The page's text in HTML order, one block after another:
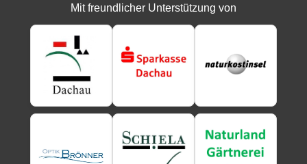
Mit freundlicher Unterstützung von